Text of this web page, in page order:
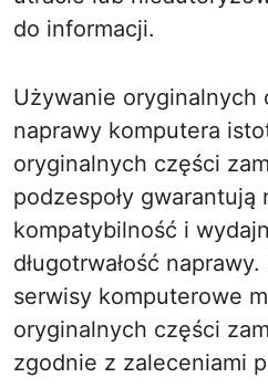
do informacji.
Używanie oryginalnych
naprawy komputera
oryginalnych części
podzespoły gwarantują
kompatybilność i
długotrwałość
serwisy komputerowe
oryginalnych części
zgodnie z zaleceniami